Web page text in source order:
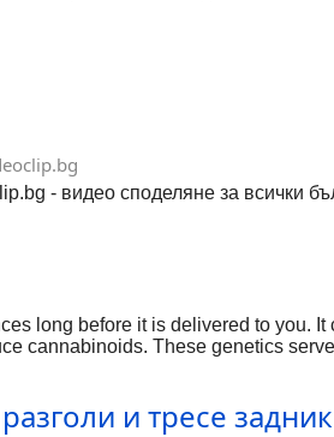
- видео споделяне за всички
long before it is delivered to you.
cannabinoids. These genetics
for a premium experience
и тресе